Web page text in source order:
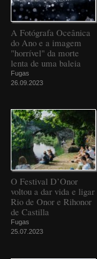
A Fotógrafa Oceânica
do Ano e a imagem
"horrível" da morte
lenta de uma baleia
Fugas
26.09.2023
O Festival D’Onor
voltou a dar vida e ligar
Rio de Onor e Rihonor
de Castilla
Fugas
25.07.2023